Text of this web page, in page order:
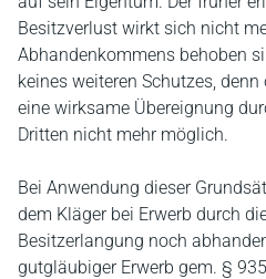
Besitzverlust wirkt sich nicht
Abhandenkommens behoben
keines weiteren Schutzes,
eine wirksame Übereignung
Dritten nicht mehr möglich.
Bei Anwendung dieser
dem Kläger bei Erwerb durch
Besitzerlangung noch
gutgläubiger Erwerb gem. §